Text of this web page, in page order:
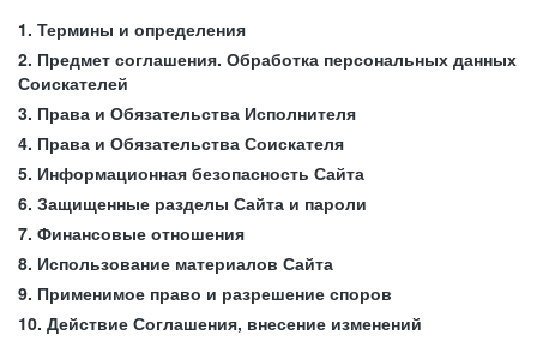
1. Термины и определения
2. Предмет соглашения. Обработка персональных данных
Соискателей
3. Права и Обязательства Исполнителя
4. Права и Обязательства Соискателя
5. Информационная безопасность Сайта
6. Защищенные разделы Сайта и пароли
7. Финансовые отношения
8. Использование материалов Сайта
9. Применимое право и разрешение споров
10. Действие Соглашения, внесение изменений